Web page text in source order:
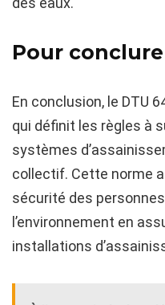
Pour conclure
En conclusion, le DTU
qui définit les règles à
systèmes
collectif. Cette norme
sécurité des
l’environnement en
installations